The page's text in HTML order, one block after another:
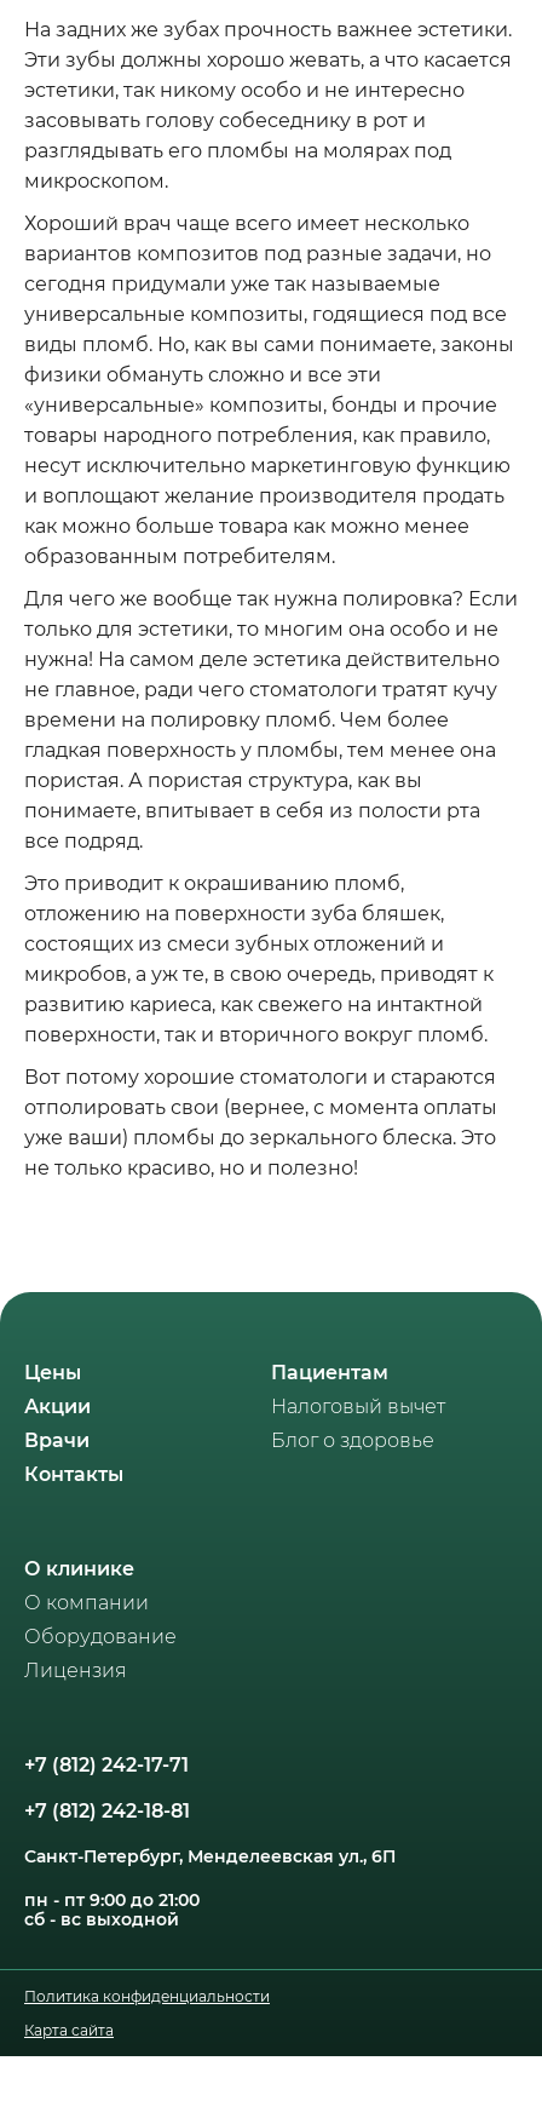
На задних же зубах прочность важнее эстетики.
Эти зубы должны хорошо жевать, а что касается
эстетики, так никому особо и не интересно
засовывать голову собеседнику в рот и
разглядывать его пломбы на молярах под
микроскопом.
Хороший врач чаще всего имеет несколько
вариантов композитов под разные задачи, но
сегодня придумали уже так называемые
универсальные композиты, годящиеся под все
виды пломб. Но, как вы сами понимаете, законы
физики обмануть сложно и все эти
«универсальные» композиты, бонды и прочие
товары народного потребления, как правило,
несут исключительно маркетинговую функцию
и воплощают желание производителя продать
как можно больше товара как можно менее
образованным потребителям.
Для чего же вообще так нужна полировка? Если
только для эстетики, то многим она особо и не
нужна! На самом деле эстетика действительно
не главное, ради чего стоматологи тратят кучу
времени на полировку пломб. Чем более
гладкая поверхность у пломбы, тем менее она
пористая. А пористая структура, как вы
понимаете, впитывает в себя из полости рта
все подряд.
Это приводит к окрашиванию пломб,
отложению на поверхности зуба бляшек,
состоящих из смеси зубных отложений и
микробов, а уж те, в свою очередь, приводят к
развитию кариеса, как свежего на интактной
поверхности, так и вторичного вокруг пломб.
Вот потому хорошие стоматологи и стараются
отполировать свои (вернее, с момента оплаты
уже ваши) пломбы до зеркального блеска. Это
не только красиво, но и полезно!
Цены
Акции
Врачи
Контакты
Пациентам
Налоговый вычет
Блог о здоровье
О клинике
О компании
Оборудование
Лицензия
+7 (812) 242-17-71
+7 (812) 242-18-81
Санкт-Петербург, Менделеевская ул., 6П
пн - пт 9:00 до 21:00
сб - вс выходной
Политика конфиденциальности
Карта сайта